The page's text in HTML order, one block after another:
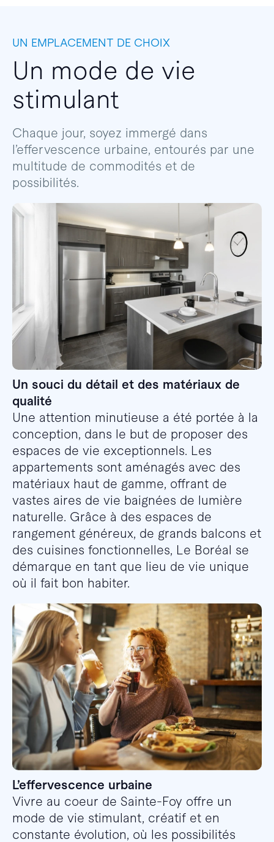
UN EMPLACEMENT DE CHOIX
Un mode de vie
stimulant
Chaque jour, soyez immergé dans
l’effervescence urbaine, entourés par une
multitude de commodités et de
possibilités.
Un souci du détail et des matériaux de
qualité
Une attention minutieuse a été portée à la
conception, dans le but de proposer des
espaces de vie exceptionnels. Les
appartements sont aménagés avec des
matériaux haut de gamme, offrant de
vastes aires de vie baignées de lumière
naturelle. Grâce à des espaces de
rangement généreux, de grands balcons et
des cuisines fonctionnelles, Le Boréal se
démarque en tant que lieu de vie unique
où il fait bon habiter.
L’effervescence urbaine
Vivre au coeur de Sainte-Foy offre un
mode de vie stimulant, créatif et en
constante évolution, où les possibilités